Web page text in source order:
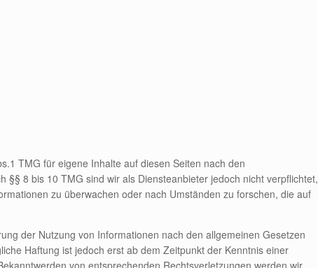
TMG für eigene Inhalte auf diesen Seiten nach den
§§ 8 bis 10 TMG sind wir als Diensteanbieter jedoch nicht verpflichtet,
zu überwachen oder nach Umständen zu forschen, die auf
der Nutzung von Informationen nach den allgemeinen Gesetzen
Haftung ist jedoch erst ab dem Zeitpunkt der Kenntnis einer
von entsprechenden Rechtsverletzungen werden wir